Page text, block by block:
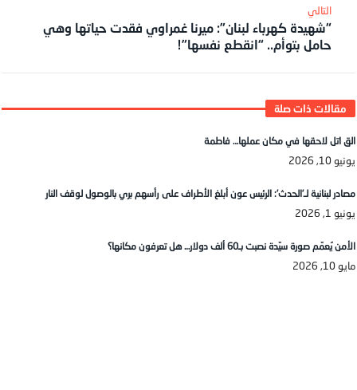
‎التالي
“شهيدة كهرباء لبنان”: ميرنا غمراوي فقدت حياتها وهي
حامل بتوأم.. “انقطع نفسها”!
الق اتل لاحقها في مكان عملها… فاطمة
يونيو 10, 2026
مصادر لبنانية لـ’الحدث’: الرئيس عون أبلغ الأطراف على رأسهم بري بالوصول لوقف النار
يونيو 1, 2026
الأمن يُعمّم صورة سيّدة نصبت بـ60 ألف دولار… هل تعرفون مكانها؟
مايو 10, 2026